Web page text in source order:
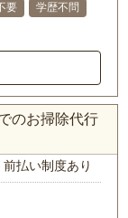
要
学歴不問
のお掃除代行
前払い制度あり